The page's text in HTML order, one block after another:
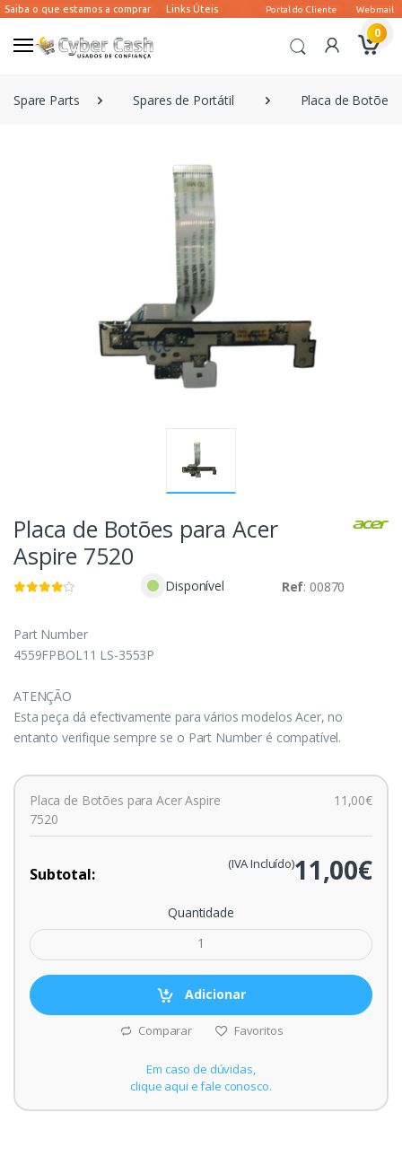
0
Spare Parts Spares de Portátil Placa de Botões
Placa de Botões para Acer
Aspire 7520
Disponível Ref: 00870
Part Number
4559FPBOL11 LS-3553P
ATENÇÃO
Esta peça dá efectivamente para vários modelos Acer, no
entanto verifique sempre se o Part Number é compatível.
Placa de Botões para Acer Aspire
7520
11,00€
Subtotal: 11,00€
(IVA Incluído)
Quantidade
Adicionar
Comparar Favoritos
Em caso de dúvidas,
clique aqui e fale conosco.